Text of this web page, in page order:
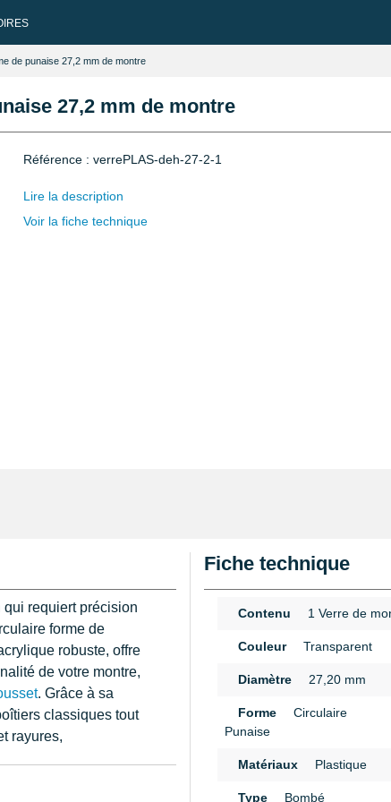
de punaise 27,2 mm de montre
27,2 mm de montre
Référence : verrePLAS-deh-27-2-1
Lire la description
Voir la fiche technique
qui requiert précision
forme de
robuste, offre
de votre montre,
. Grâce à sa
classiques tout
rayures,
d'utiliser un
Fiche technique
Contenu 1 Verre de
Couleur Transparent
Diamètre 27,20 mm
Forme
Circulaire
Punaise
Matériaux Plastique
Type Bombé